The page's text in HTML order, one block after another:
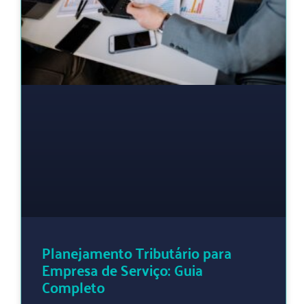
Planejamento Tributário para
Empresa de Serviço: Guia
Completo